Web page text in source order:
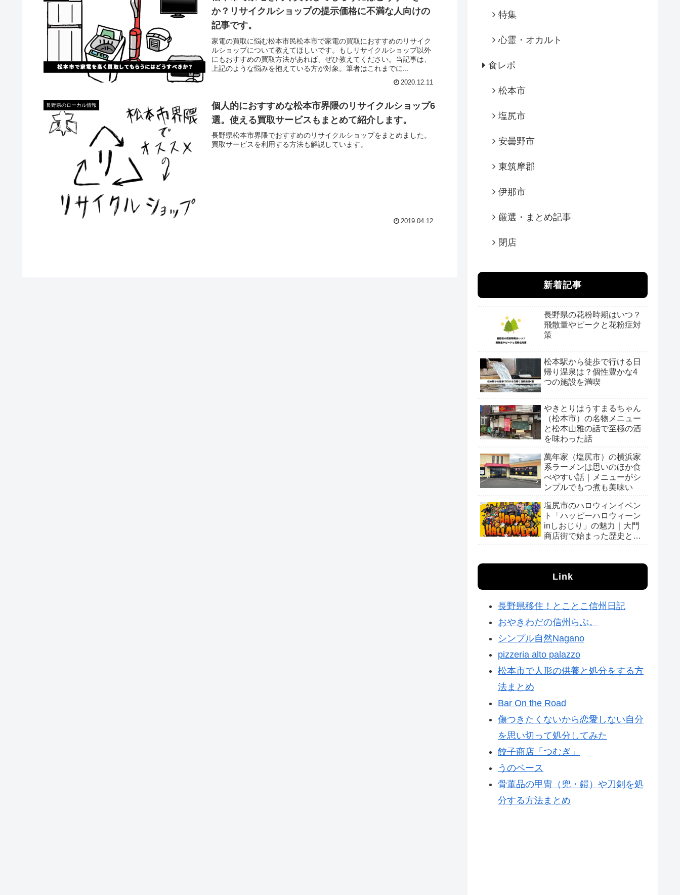
か？リサイクルショップの提示価格に不満な人向けの
記事です。
家電の買取に悩む松本市民松本市で家電の買取におすすめのリサイク
ルショップについて教えてほしいです。もしリサイクルショップ以外
にもおすすめの買取方法があれば、ぜひ教えてください。当記事は、
上記のような悩みを抱えている方が対象。筆者はこれまでに...
2020.12.11
長野県のローカル情報
個人的におすすめな松本市界隈のリサイクルショップ6
選。使える買取サービスもまとめて紹介します。
長野県松本市界隈でおすすめのリサイクルショップをまとめました。
買取サービスを利用する方法も解説しています。
2019.04.12
特集
心霊・オカルト
食レポ
松本市
塩尻市
安曇野市
東筑摩郡
伊那市
厳選・まとめ記事
閉店
新着記事
長野県の花粉時期はいつ？
飛散量やピークと花粉症対
策
松本駅から徒歩で行ける日
帰り温泉は？個性豊かな4
つの施設を満喫
やきとりはうすまるちゃん
（松本市）の名物メニュー
と松本山雅の話で至極の酒
を味わった話
萬年家（塩尻市）の横浜家
系ラーメンは思いのほか食
べやすい話｜メニューがシ
ンプルでもつ煮も美味い
塩尻市のハロウィンイベン
ト「ハッピーハロウィーン
inしおじり」の魅力｜大門
商店街で始まった歴史と会
Link
長野県移住！とことこ信州日記
おやきわだの信州らぶ。
シンプル自然Nagano
pizzeria alto palazzo
松本市で人形の供養と処分をする方
法まとめ
Bar On the Road
傷つきたくないから恋愛しない自分
を思い切って処分してみた
餃子商店「つむぎ」
うのベース
骨董品の甲冑（兜・鎧）や刀剣を処
分する方法まとめ